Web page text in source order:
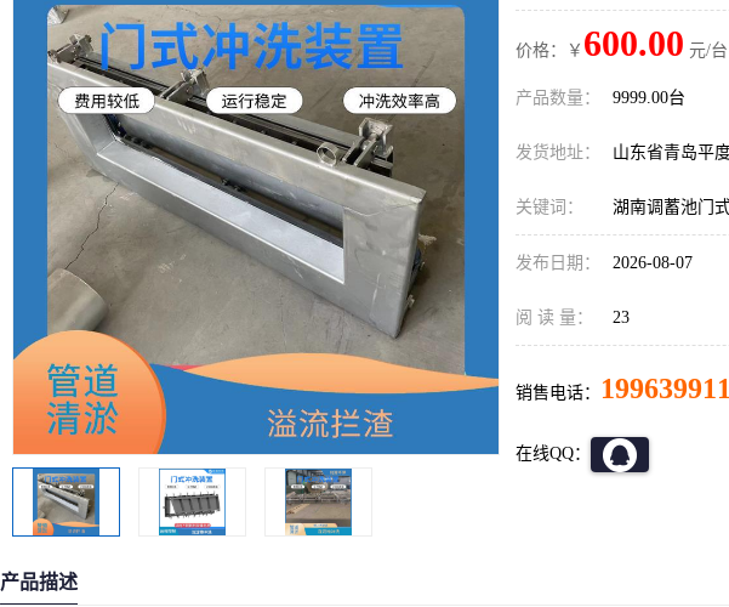
价格：￥ 600.00 元/
产品数量： 9999.00台
发货地址： 山东省青岛平
关键词： 湖南调蓄池门
发布日期： 2026-08-07
阅 读 量： 23
销售电话：
在线QQ：
产品描述